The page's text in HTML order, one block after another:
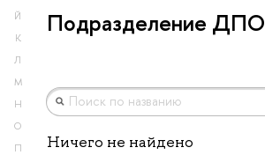
Й
К
Л
М
Н
О
П
Подразделение ДПО
Ничего не найдено